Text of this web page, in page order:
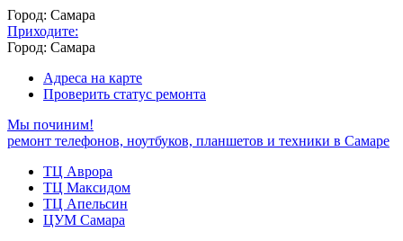
Город: Самара
Приходите:
Город: Самара
Адреса на карте
Проверить статус ремонта
Мы починим!
ремонт телефонов, ноутбуков, планшетов и техники в Самаре
ТЦ Аврора
ТЦ Максидом
ТЦ Апельсин
ЦУМ Самара